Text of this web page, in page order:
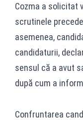
Cozma a solicitat
scrutinele
asemenea,
candidaturii,
sensul că a avut
după cum a
Confruntarea